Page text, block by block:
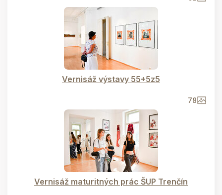
Vernisáž výstavy 55+5z5
78
Vernisáž maturitných prác ŠUP Trenčín